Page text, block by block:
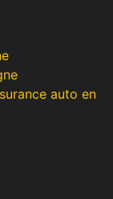
auto en